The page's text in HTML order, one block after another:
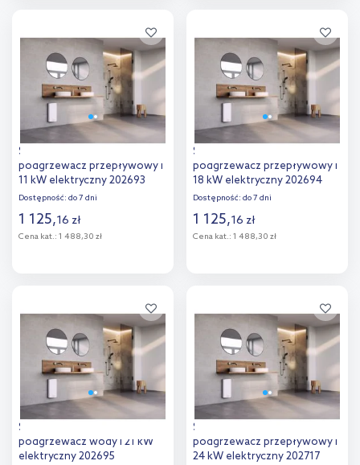
porównania porównania
Stiebel Eltron Peb 11
podgrzewacz przepływowy l
11 kW elektryczny 202693
Dostępność: do 7 dni
1 125,16 zł
Cena kat.: 1 488,30 zł
porównania
Stiebel Eltron Peb 18
podgrzewacz przepływowy l
18 kW elektryczny 202694
Dostępność: do 7 dni
1 125,16 zł
Cena kat.: 1 488,30 zł
porównania
Stiebel Eltron Peb 21
podgrzewacz wody l 21 kW
elektryczny 202695
Stiebel Eltron Peb 24
podgrzewacz przepływowy l
24 kW elektryczny 202717